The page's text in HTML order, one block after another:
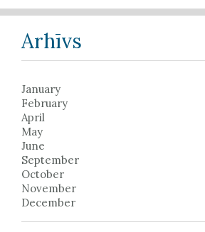
Arhīvs
January
February
April
May
June
September
October
November
December